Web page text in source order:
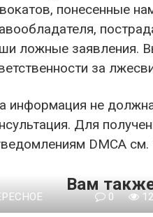
понесенные
ложные заявления.
за
информация не
Для
DMCA см.
Вам
0